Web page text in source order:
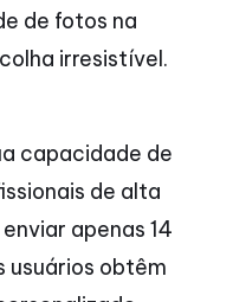
de fotos na
irresistível.
capacidade de
de alta
apenas 14
usuários obtêm